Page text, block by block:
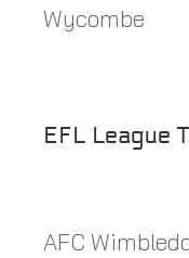
Wycombe
EFL League
AFC